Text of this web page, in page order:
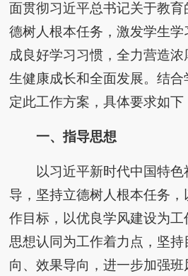
面贯彻习近平总书记关于教
德树人根本任务，激发学生
成良好学习习惯，全力营造
生健康成长和全面发展。结合
定此工作方案，具体要求如下
一、指导思想
以习近平新时代中国特
导，坚持立德树人根本任务
作目标，以优良学风建设为
思想认同为工作着力点，坚
向、效果导向，进一步加强